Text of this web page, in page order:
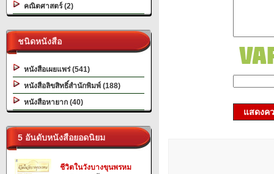
คณิตศาสตร์ (2)
ชนิดหนังสือ
หนังสือเผยแพร่ (541)
หนังสือลิขสิทธิ์สำนักพิมพ์ (188)
หนังสือหายาก (40)
5 อันดับหนังสือยอดนิยม
ชีวิตในวังบางขุนพรหม
แสดงค